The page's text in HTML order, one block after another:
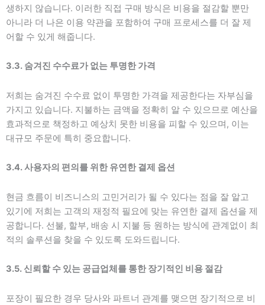
생하지 않습니다. 이러한 직접 구매 방식은 비용을 절감할 뿐만
아니라 더 나은 이용 약관을 포함하여 구매 프로세스를 더 잘 제
어할 수 있게 해줍니다.
3.3. 숨겨진 수수료가 없는 투명한 가격
저희는 숨겨진 수수료 없이 투명한 가격을 제공한다는 자부심을
가지고 있습니다. 지불하는 금액을 정확히 알 수 있으므로 예산을
효과적으로 책정하고 예상치 못한 비용을 피할 수 있으며, 이는
대규모 주문에 특히 중요합니다.
3.4. 사용자의 편의를 위한 유연한 결제 옵션
현금 흐름이 비즈니스의 고민거리가 될 수 있다는 점을 잘 알고
있기에 저희는 고객의 재정적 필요에 맞는 유연한 결제 옵션을 제
공합니다. 선불, 할부, 배송 시 지불 등 원하는 방식에 관계없이 최
적의 솔루션을 찾을 수 있도록 도와드립니다.
3.5. 신뢰할 수 있는 공급업체를 통한 장기적인 비용 절감
포장이 필요한 경우 당사와 파트너 관계를 맺으면 장기적으로 비